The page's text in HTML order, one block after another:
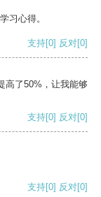
习心得。
支持[0] 反对[0]
高了50%，让我能够
支持[0] 反对[0]
支持[0] 反对[0]